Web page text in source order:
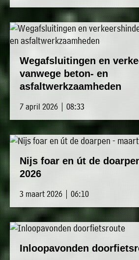
Wegafsluitingen en
vanwege beton- en
asfaltwerkzaamheden
7 april 2026 | 08:33
Nijs foar en út de
2026
3 maart 2026 | 06:10
Inloopavonden